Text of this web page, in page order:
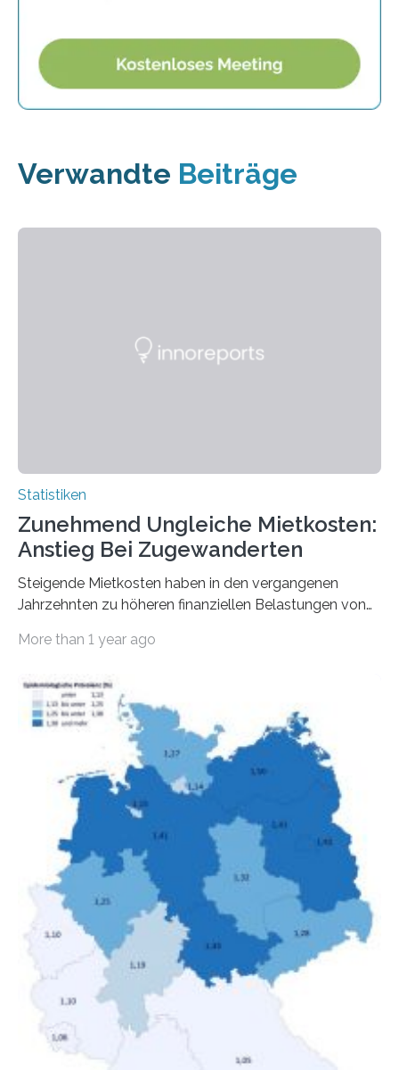
Verwandte Beiträge
Statistiken
Zunehmend Ungleiche Mietkosten:
Anstieg Bei Zugewanderten
Steigende Mietkosten haben in den vergangenen
Jahrzehnten zu höheren finanziellen Belastungen von
Bundesinstitut für Bevölkerungsforschung (BiB)
gesamten Einkommen zwischen 1990 und 2020 für
unterschiedliche Einkommensgruppen sowie für in
Deutschland geborene Menschen und Zugewanderte
verändert hat. Das Ergebnis: Während Personen mit
hohen Einkommen (oberstes Quintil der Verteilung der
Nettoäquivalenzeinkommen) nur einen moderaten
Anstieg des Mietanteils am Gesamteinkommen
hinnehmen mussten, nahm die Belastung bei
Menschen mit…
More than 1 year ago